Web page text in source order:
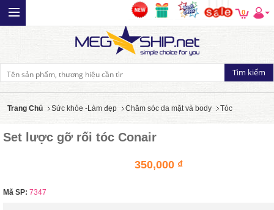
0
Trang Chủ Sức khỏe -Làm đẹp Chăm sóc da mặt và body Tóc
Set lược gỡ rối tóc Conair
350,000 ₫
Mã SP: 7347